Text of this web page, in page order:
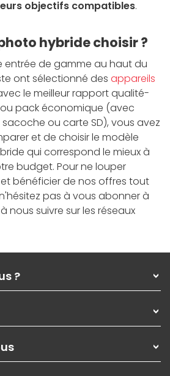
objectifs compatibles.
hybride choisir ?
entrée de gamme au haut du
ont sélectionné des appareils
le meilleur rapport qualité-
ou pack économique (avec
ou carte SD), vous avez
et de choisir le modèle
qui correspond le mieux à
budget. Pour ne louper
bénéficier de nos offres tout
pas à vous abonner à
nous suivre sur les réseaux
?